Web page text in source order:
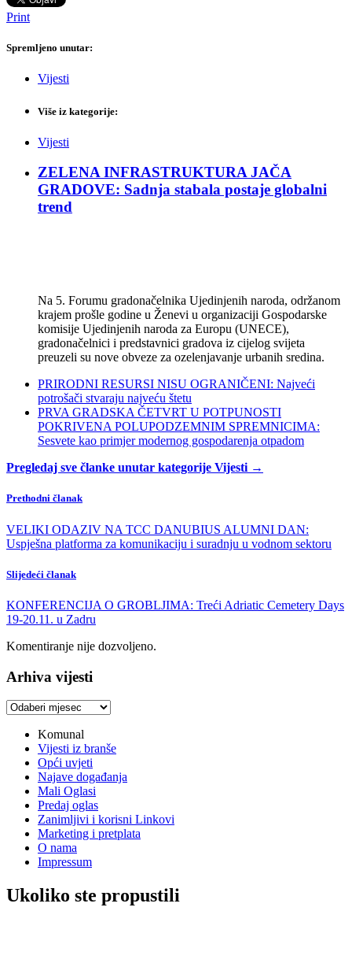
Print
Spremljeno unutar:
Vijesti
Više iz kategorije:
Vijesti
ZELENA INFRASTRUKTURA JAČA
GRADOVE: Sadnja stabala postaje globalni
trend
Na 5. Forumu gradonačelnika Ujedinjenih naroda, održanom
krajem prošle godine u Ženevi u organizaciji Gospodarske
komisije Ujedinjenih naroda za Europu (UNECE),
gradonačelnici i predstavnici gradova iz cijelog svijeta
preuzeli su nove obveze za ozelenjavanje urbanih sredina.
PRIRODNI RESURSI NISU OGRANIČENI: Najveći
potrošači stvaraju najveću štetu
PRVA GRADSKA ČETVRT U POTPUNOSTI
POKRIVENA POLUPODZEMNIM SPREMNICIMA:
Sesvete kao primjer modernog gospodarenja otpadom
Pregledaj sve članke unutar kategorije Vijesti →
Prethodni članak
VELIKI ODAZIV NA TCC DANUBIUS ALUMNI DAN:
Uspješna platforma za komunikaciju i suradnju u vodnom sektoru
Slijedeći članak
KONFERENCIJA O GROBLJIMA: Treći Adriatic Cemetery Days
19-20.11. u Zadru
Komentiranje nije dozvoljeno.
Arhiva vijesti
Arhiva
Komunal
Vijesti iz branše
Opći uvjeti
Najave događanja
Mali Oglasi
Predaj oglas
Zanimljivi i korisni Linkovi
Marketing i pretplata
O nama
Impressum
Ukoliko ste propustili